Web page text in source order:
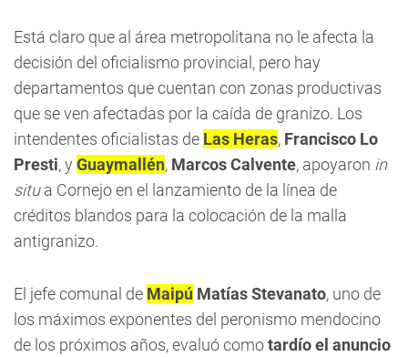
Está claro que al área metropolitana no le afecta la
decisión del oficialismo provincial, pero hay
departamentos que cuentan con zonas productivas
que se ven afectadas por la caída de granizo. Los
intendentes oficialistas de Las Heras, Francisco Lo
Presti, y Guaymallén, Marcos Calvente, apoyaron in
situa Cornejo en el lanzamiento de la línea de
créditos blandos para la colocación de la malla
antigranizo.
El jefe comunal de Maipú Matías Stevanato, uno de
los máximos exponentes del peronismo mendocino
de los próximos años, evaluó comotardío el anuncio